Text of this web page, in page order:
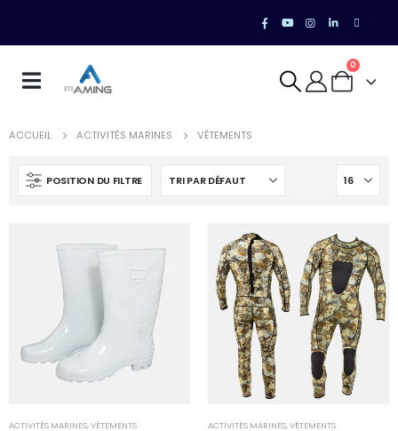
0
ACCUEIL ACTIVITÉS MARINES VÊTEMENTS
POSITION DU FILTRE
ACTIVITÉS MARINES, VÊTEMENTS ACTIVITÉS MARINES, VÊTEMENTS